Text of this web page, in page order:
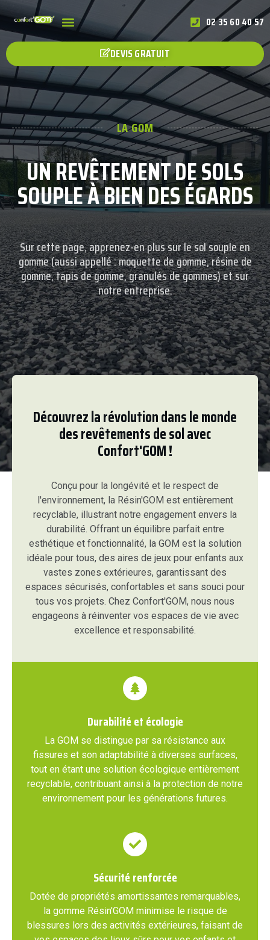
02 35 60 40 57
DEVIS GRATUIT
LA GOM
UN REVÊTEMENT DE SOLS
SOUPLE À BIEN DES ÉGARDS
Sur cette page, apprenez-en plus sur le sol souple en
gomme (aussi appellé : moquette de gomme, résine de
gomme, tapis de gomme, granulés de gommes) et sur
notre entreprise.
Découvrez la révolution dans le monde
des revêtements de sol avec
Confort'GOM !
Conçu pour la longévité et le respect de
l'environnement, la Résin'GOM est entièrement
recyclable, illustrant notre engagement envers la
durabilité. Offrant un équilibre parfait entre
esthétique et fonctionnalité, la GOM est la solution
idéale pour tous, des aires de jeux pour enfants aux
vastes zones extérieures, garantissant des
espaces sécurisés, confortables et sans souci pour
tous vos projets. Chez Confort'GOM, nous nous
engageons à réinventer vos espaces de vie avec
excellence et responsabilité.
Durabilité et écologie
La GOM se distingue par sa résistance aux
fissures et son adaptabilité à diverses surfaces,
tout en étant une solution écologique entièrement
recyclable, contribuant ainsi à la protection de notre
environnement pour les générations futures.
Sécurité renforcée
Dotée de propriétés amortissantes remarquables,
la gomme Résin'GOM minimise le risque de
blessures lors des activités extérieures, faisant de